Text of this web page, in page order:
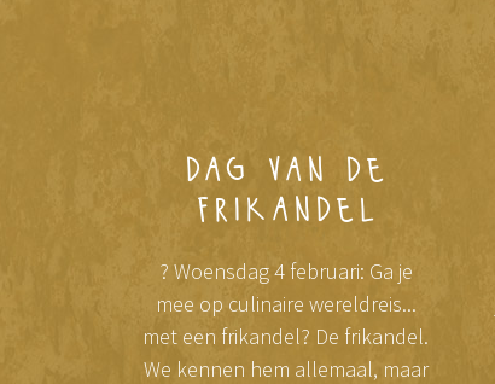
dag van de
frikandel
? Woensdag 4 februari: Ga je
mee op culinaire wereldreis...
met een frikandel? De frikandel.
We kennen hem allemaal, maar